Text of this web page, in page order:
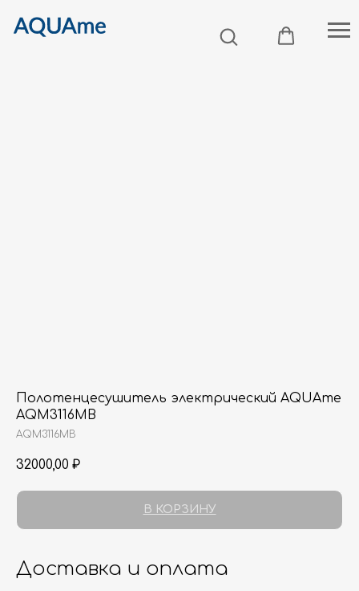
Полотенцесушитель электрический AQUAme
AQM3116MB
AQM3116MB
32000,00 ₽
В КОРЗИНУ
Доставка и оплата